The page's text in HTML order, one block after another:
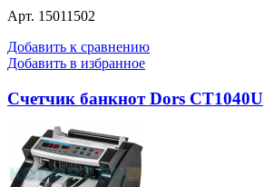
Арт. 15011502
Добавить к сравнению
Добавить в избранное
Счетчик банкнот Dors CT1040U